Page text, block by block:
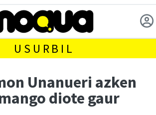
USURBIL
Unanueri azken
diote gaur